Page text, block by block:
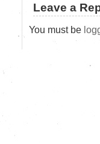
Leave a
You must be